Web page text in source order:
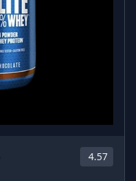
4.57